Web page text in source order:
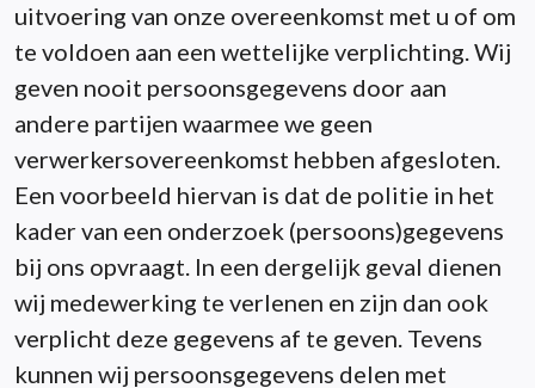
uitvoering van onze overeenkomst met u of om
te voldoen aan een wettelijke verplichting. Wij
geven nooit persoonsgegevens door aan
andere partijen waarmee we geen
verwerkersovereenkomst hebben afgesloten.
Een voorbeeld hiervan is dat de politie in het
kader van een onderzoek (persoons)gegevens
bij ons opvraagt. In een dergelijk geval dienen
wij medewerking te verlenen en zijn dan ook
verplicht deze gegevens af te geven. Tevens
kunnen wij persoonsgegevens delen met